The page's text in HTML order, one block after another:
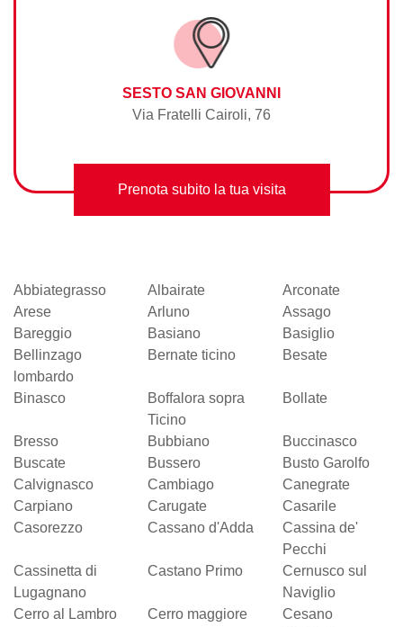
SESTO SAN GIOVANNI
Via Fratelli Cairoli, 76
Prenota subito la tua visita
Abbiategrasso Albairate
Arconate
Arese
Arluno
Assago
Bareggio
Basiano
Basiglio
Bellinzago
lombardo
Bernate ticino Besate
Binasco
Boffalora sopra
Ticino
Bollate
Bresso Bubbiano
Buccinasco
Buscate
Bussero
Busto Garolfo
Calvignasco
Cambiago
Canegrate
Carpiano
Carugate
Casarile
Casorezzo
Cassano d'Adda
Cassina de'
Pecchi
Cassinetta di
Lugagnano
Castano Primo
Cernusco sul
Naviglio
Cerro al Lambro
Cerro maggiore
Cesano